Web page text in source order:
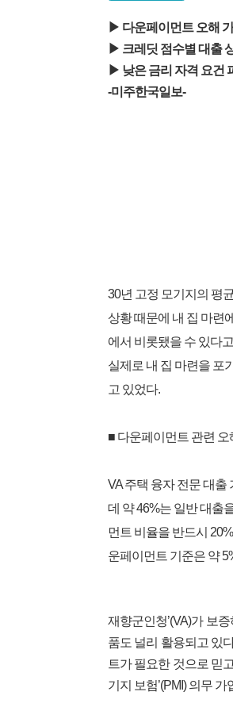
▶ 다운페이먼트 오해
▶ 크레딧 점수별 대출
▶ 낮은 금리 자격 요건
-미주한국일보-
30년 고정 모기지의 평
상황 때문에 내 집 마련
에서 비롯됐을 수 있다
실제로 내 집 마련을 포
고 있었다.
■ 다운페이먼트 관련 오
VA 주택 융자 전문 대
데 약 46%는 일반 대출
먼트 비율을 반드시
운페이먼트 기준은 약
재향군인청’(VA)가 보
품도 널리 활용되고 있
트가 필요한 것으로 믿
기지 보험’(PMI) 의무